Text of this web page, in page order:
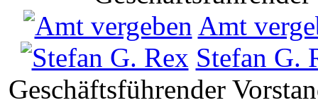
Amt
Stefan G.
Geschäftsführender